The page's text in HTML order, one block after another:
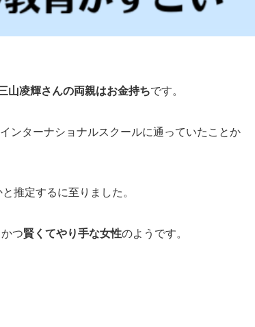
山凌輝さんの両親はお金持ちです。
ンターナショナルスクールに通っていたことか
推定するに至りました。
つ賢くてやり手な女性のようです。